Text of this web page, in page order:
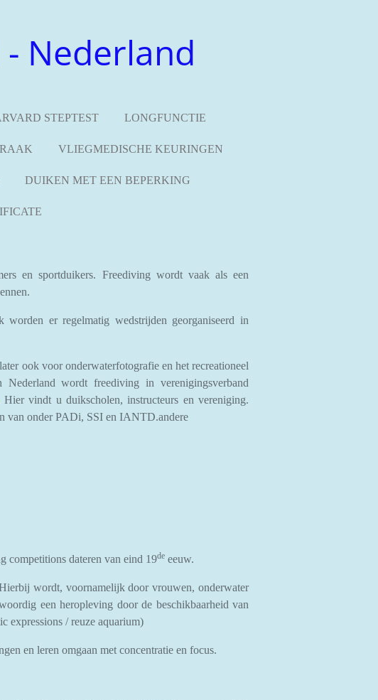
Nederland
STEPTEST LONGFUNCTIE
VLIEGMEDISCHE KEURINGEN
DUIKEN MET EEN BEPERKING
en sportduikers. Freediving wordt vaak als een
er regelmatig wedstrijden georganiseerd in
ook voor onderwaterfotografie en het recreationeel
wordt freediving in verenigingsverband
Hier vindt u duikscholen, instructeurs en vereniging.
van onder PADi, SSI en IANTD.andere
competitions dateren van eind 19de eeuw.
wordt, voornamelijk door vrouwen, onderwater
een heropleving door de beschikbaarheid van
expressions / reuze aquarium)
en leren omgaan met concentratie en focus.